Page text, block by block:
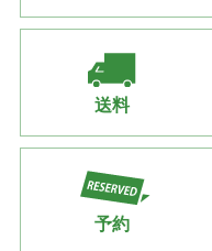
送料
予約